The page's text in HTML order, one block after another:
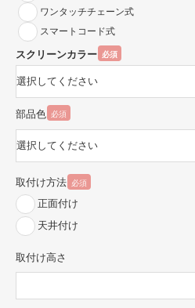
ワンタッチチェーン式
スマートコード式
スクリーンカラー 必須
部品色 必須
取付け方法 必須
正面付け
天井付け
取付け高さ